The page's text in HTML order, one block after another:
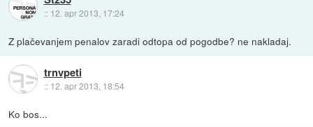
:: 12. apr 2013, 17:24
Z plačevanjem penalov zaradi odtopa od pogodbe? ne nakladaj.
trnvpeti
:: 12. apr 2013, 18:54
Ko bos...